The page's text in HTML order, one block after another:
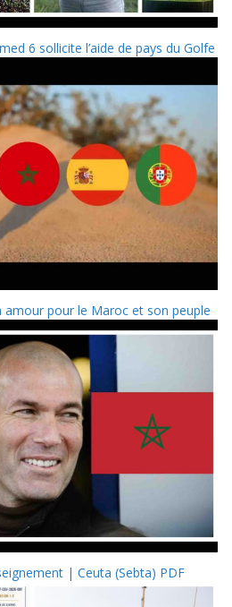
6 sollicite l’aide de pays du Golfe
amour pour le Maroc et son peuple
| Ceuta (Sebta) PDF